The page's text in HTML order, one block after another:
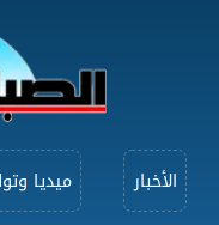
الأخبار ميديا